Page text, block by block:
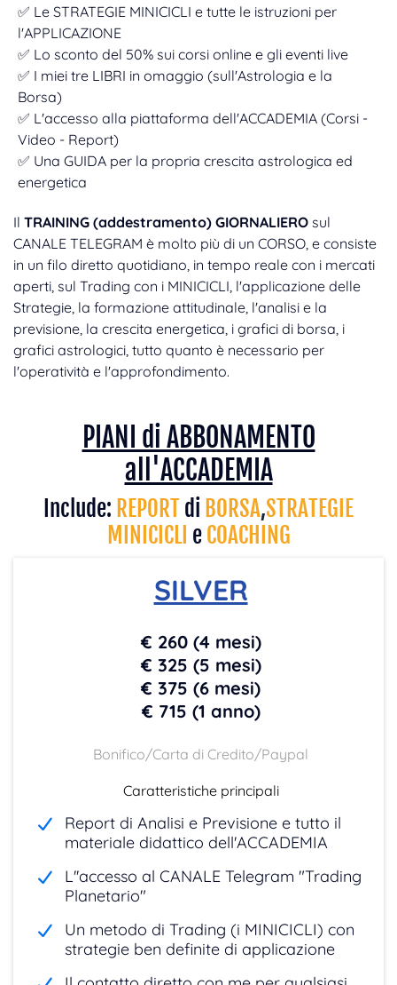
✅ Le STRATEGIE MINICICLI e tutte le istruzioni per
l'APPLICAZIONE
✅ Lo sconto del 50% sui corsi online e gli eventi live
✅ I miei tre LIBRI in omaggio (sull'Astrologia e la
Borsa)
✅ L'accesso alla piattaforma dell'ACCADEMIA (Corsi -
Video - Report)
✅ Una GUIDA per la propria crescita astrologica ed
energetica
Il TRAINING (addestramento) GIORNALIERO sul
CANALE TELEGRAM è molto più di un CORSO, e consiste
in un filo diretto quotidiano, in tempo reale con i mercati
aperti, sul Trading con i MINICICLI, l'applicazione delle
Strategie, la formazione attitudinale, l'analisi e la
previsione, la crescita energetica, i grafici di borsa, i
grafici astrologici, tutto quanto è necessario per
l'operatività e l'approfondimento.
PIANI di ABBONAMENTO
all'ACCADEMIA
Include: REPORTdi BORSA,STRATEGIE
MINICICLI eCOACHING
SILVER
€ 260 (4 mesi)
€ 325 (5 mesi)
€ 375 (6 mesi)
€ 715 (1 anno)
Bonifico/Carta di Credito/Paypal
Caratteristiche principali
Report di Analisi e Previsione e tutto il
materiale didattico dell'ACCADEMIA
L''accesso al CANALE Telegram "Trading
Planetario"
Un metodo di Trading (i MINICICLI) con
strategie ben definite di applicazione